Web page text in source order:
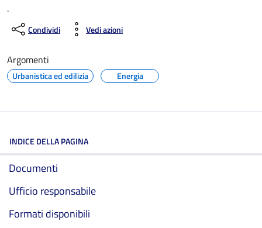
.
Condividi Vedi azioni
Argomenti
Urbanistica ed edilizia Energia
INDICE DELLA PAGINA
Documenti
Ufficio responsabile
Formati disponibili